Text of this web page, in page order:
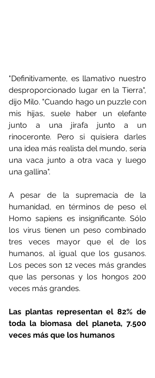
"Definitivamente, es llamativo nuestro
desproporcionado lugar en la Tierra",
dijo Milo. "Cuando hago un puzzle con
mis hijas, suele haber un elefante
junto a una jirafa junto a un
rinoceronte. Pero si quisiera darles
una idea más realista del mundo, sería
una vaca junto a otra vaca y luego
una gallina".
A pesar de la supremacía de la
humanidad, en términos de peso el
Homo sapiens es insignificante. Sólo
los virus tienen un peso combinado
tres veces mayor que el de los
humanos, al igual que los gusanos.
Los peces son 12 veces más grandes
que las personas y los hongos 200
veces más grandes.
Las plantas representan el 82% de
toda la biomasa del planeta, 7.500
veces más que los humanos